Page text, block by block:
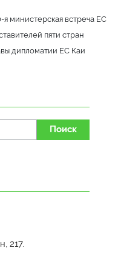
министерская встреча ЕС
пяти стран
дипломатии ЕС Каи
Поиск
217.